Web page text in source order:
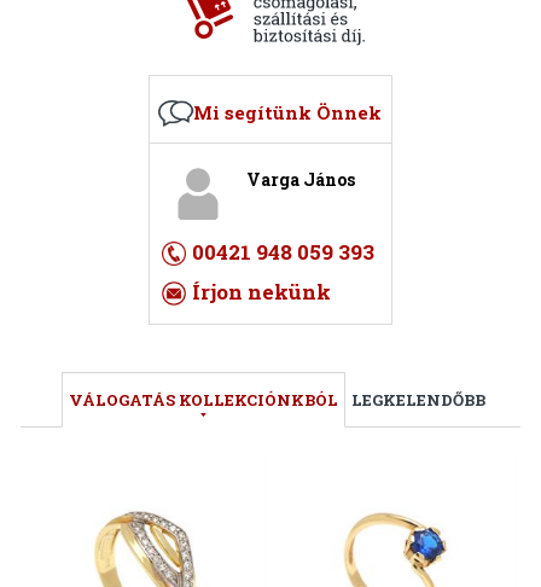
Mi segítünk Önnek
Varga János
00421 948 059 393
Írjon nekünk
VÁLOGATÁS KOLLEKCIÓNKBÓL LEGKELENDŐBB